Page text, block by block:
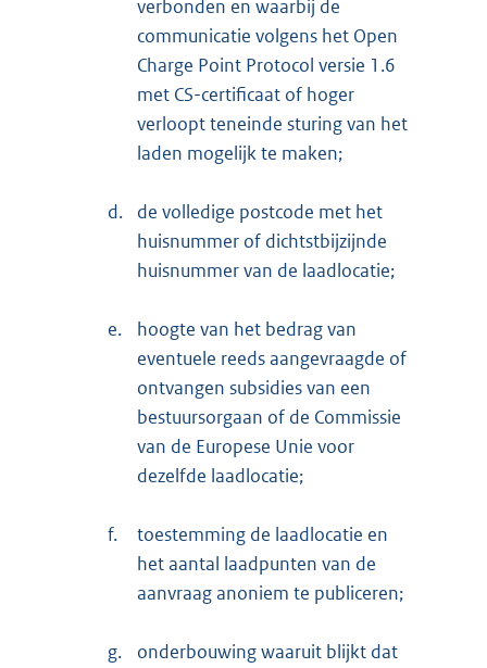
verbonden en waarbij de
communicatie volgens het Open
Charge Point Protocol versie 1.6
met CS-certificaat of hoger
verloopt teneinde sturing van het
laden mogelijk te maken;
d.
de volledige postcode met het
huisnummer of dichtstbijzijnde
huisnummer van de laadlocatie;
e.
hoogte van het bedrag van
eventuele reeds aangevraagde of
ontvangen subsidies van een
bestuursorgaan of de Commissie
van de Europese Unie voor
dezelfde laadlocatie;
f.
toestemming de laadlocatie en
het aantal laadpunten van de
aanvraag anoniem te publiceren;
g.
onderbouwing waaruit blijkt dat